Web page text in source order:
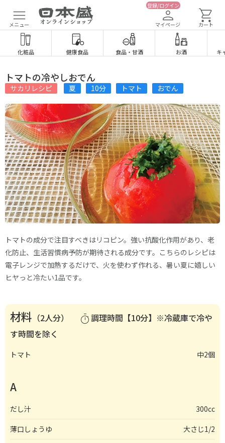
メニュー
登録/ログイン
マイページ カート
化粧品 健康食品 食品・ 甘酒 お酒 キ
トマトの冷やしおでん
サカリレシピ 夏 10分 トマト おでん
トマトの成分で注目すべきはリコピン。強い抗酸化作用があり、老
化防止、生活習慣病予防が期待される成分です。こちらのレシピは
電子レンジで加熱するだけで、火を使わず作れる、暑い夏に嬉しい
ヒヤっと冷たい1品です。
材料 （2人分） timer調理時間【10分】※冷蔵庫で冷や
す時間を除く
トマト 中2個
A
だし汁
300cc
薄口しょうゆ
大さじ1/2